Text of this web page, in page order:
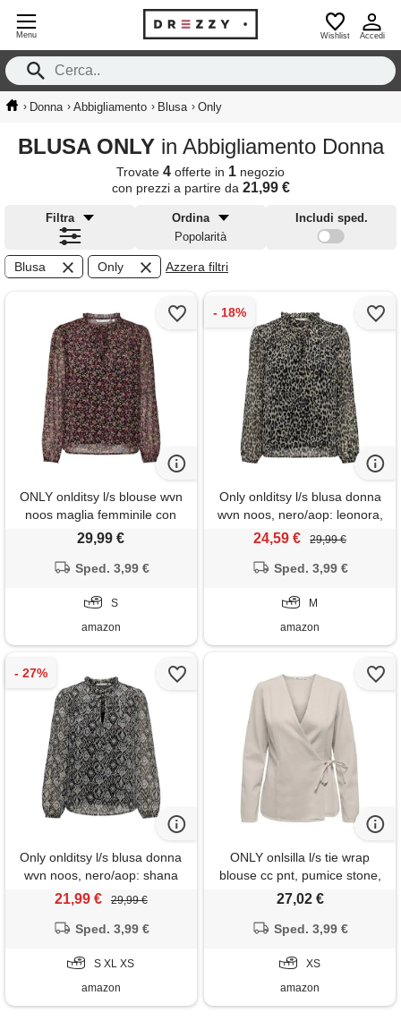
Menu Wishlist Accedi
› Donna › Abbigliamento › Blusa › Only
BLUSA ONLY in Abbigliamento Donna
Trovate 4 offerte in 1 negozio
con prezzi a partire da 21,99 €
Filtra
Ordina
Popolarità
Includi sped.
Blusa Only Azzera filtri
ONLY onlditsy l/s blouse wvn
noos maglia femminile con
scollo a v e polsini elastici,
29,99 €
Sped. 3,99 €
S
amazon
Only onlditsy l/s blusa donna
wvn noos, nero/aop: leonora,
m
24,59 € 29,99 €
Sped. 3,99 €
M
amazon
Only onlditsy l/s blusa donna
wvn noos, nero/aop: shana
grafic, xs
21,99 € 29,99 €
Sped. 3,99 €
S XL XS
amazon
ONLY onlsilla l/s tie wrap
blouse cc pnt, pumice stone,
xs donna
27,02 €
Sped. 3,99 €
XS
amazon